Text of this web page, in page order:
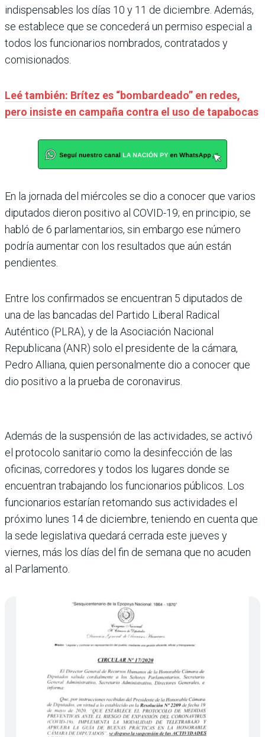
indispensables los días 10 y 11 de diciembre. Además,
se establece que se concederá un permiso especial a
todos los funcionarios nombrados, contratados y
comisionados.
Leé también: Brítez es “bombardeado” en redes,
pero insiste en campaña contra el uso de tapabocas
En la jornada del miércoles se dio a conocer que varios
diputados dieron positivo al COVID-19; en principio, se
habló de 6 parlamentarios, sin embargo ese número
podría aumentar con los resultados que aún están
pendientes.
Entre los confirmados se encuentran 5 diputados de
una de las bancadas del Partido Liberal Radical
Auténtico (PLRA), y de la Asociación Nacional
Republicana (ANR) solo el presidente de la cámara,
Pedro Alliana, quien personalmente dio a conocer que
dio positivo a la prueba de coronavirus.
Además de la suspensión de las actividades, se activó
el protocolo sanitario como la desinfección de las
oficinas, corredores y todos los lugares donde se
encuentran trabajando los funcionarios públicos. Los
funcionarios estarían retomando sus actividades el
próximo lunes 14 de diciembre, teniendo en cuenta que
la sede legislativa quedará cerrada este jueves y
viernes, más los días del fin de semana que no acuden
al Parlamento.